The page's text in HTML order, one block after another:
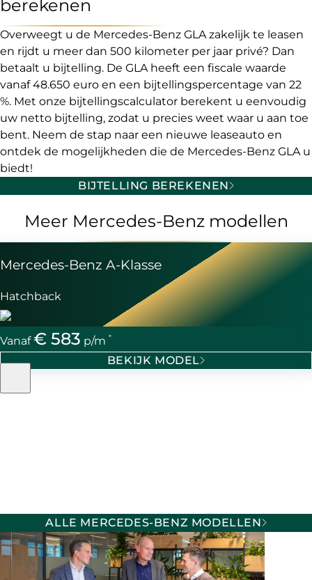
berekenen
Overweegt u de Mercedes-Benz GLA zakelijk te leasen
en rijdt u meer dan 500 kilometer per jaar privé? Dan
betaalt u bijtelling. De GLA heeft een fiscale waarde
vanaf 48.650 euro en een bijtellingspercentage van 22
%. Met onze bijtellingscalculator berekent u eenvoudig
uw netto bijtelling, zodat u precies weet waar u aan toe
bent. Neem de stap naar een nieuwe leaseauto en
ontdek de mogelijkheden die de Mercedes-Benz GLA u
biedt!
BIJTELLING BEREKENEN
Meer Mercedes-Benz modellen
Mercedes-Benz A-Klasse
Hatchback
Vanaf€ 583 p/m *
BEKIJK MODEL
ALLE MERCEDES-BENZ MODELLEN